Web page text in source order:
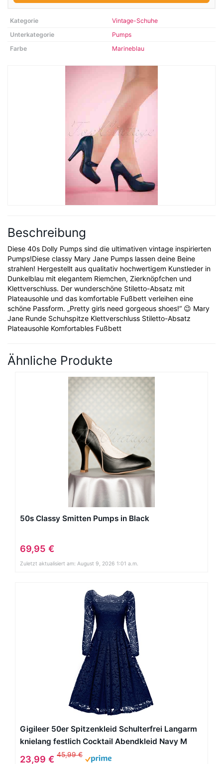
Kategorie
Vintage-Schuhe
Unterkategorie
Pumps
Farbe
Marineblau
Beschreibung
Diese 40s Dolly Pumps sind die ultimativen vintage inspirierten
Pumps!Diese classy Mary Jane Pumps lassen deine Beine
strahlen! Hergestellt aus qualitativ hochwertigem Kunstleder in
Dunkelblau mit elegantem Riemchen, Zierknöpfchen und
Klettverschluss. Der wunderschöne Stiletto-Absatz mit
Plateausohle und das komfortable Fußbett verleihen eine
schöne Passform. „Pretty girls need gorgeous shoes!“ 😉 Mary
Jane Runde Schuhspitze Klettverschluss Stiletto-Absatz
Plateausohle Komfortables Fußbett
Ähnliche Produkte
50s Classy Smitten Pumps in Black
69,95 €
Zuletzt aktualisiert am: August 9, 2026 1:01 a.m.
Gigileer 50er Spitzenkleid Schulterfrei Langarm
knielang festlich Cocktail Abendkleid Navy M
23,99 € 45,99 €